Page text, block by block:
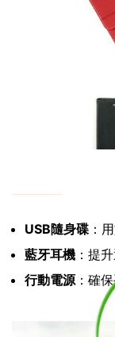
USB隨身碟 ：
藍牙耳機 ：提
行動電源：確